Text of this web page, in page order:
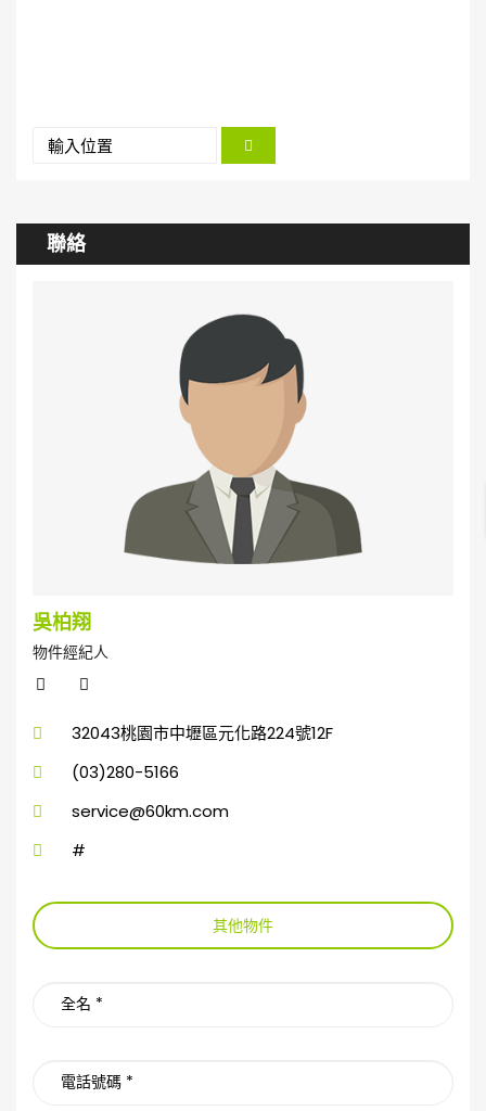
聯絡
吳柏翔
物件經紀人
32043桃園市中壢區元化路224號12F
(03)280-5166
service@60km.com
#
其他物件